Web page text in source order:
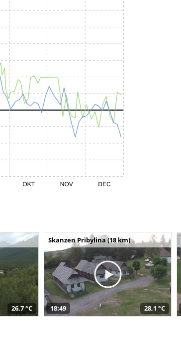
26,7 °C
Skanzen Pribylina (18 km)
18:49 28,1 °C